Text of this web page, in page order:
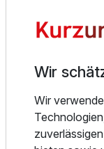
Einzelzimmer
Gäste haben im
komfortablen,
Sie sich wie zu
anreisen, werden
finden, an dem
auch die ganz
Wir
Wir